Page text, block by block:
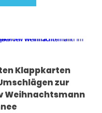
Klappkarten
zur
Weihnachtsmann